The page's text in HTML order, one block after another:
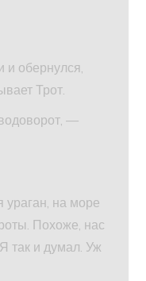
и обернулся,
Трот.
—
ураган, на море
Похоже, нас
так и думал. Уж